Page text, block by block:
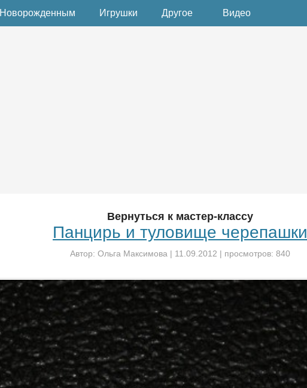
Новорожденным Игрушки Другое Видео
Вернуться к мастер-классу
Панцирь и туловище черепашки
Автор: Ольга Максимова | 11.09.2012 | просмотров: 840